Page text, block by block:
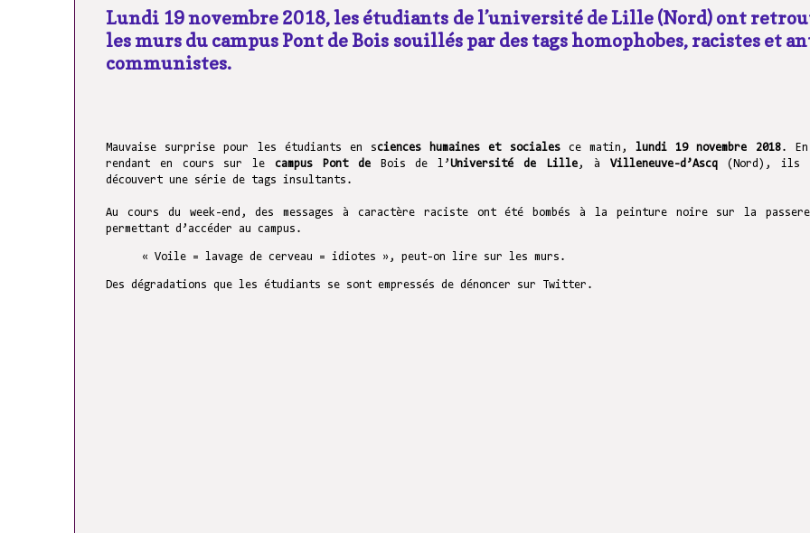
Lundi 19 novembre 2018, les étudiants de l’université de Lille (Nord) ont
les murs du campus Pont de Bois souillés par des tags homophobes, racistes et
communistes.
Mauvaise surprise pour les étudiants en sciences humaines et socialesce matin,lundi 19 novembre 2018.
rendant en cours sur lecampus Pont deBois de l’Université de Lille, à Villeneuve-d’Ascq(Nord), ils
découvert une série de tags insultants.
Au cours du week-end, des messages à caractère raciste ont été bombés à la peinture noire sur la
permettant d’accéder au campus .
« Voile = lavage de cerveau = idiotes », peut-on lire sur les murs.
Des dégradations que les étudiants se sont empressés de dénoncer sur Twitter.